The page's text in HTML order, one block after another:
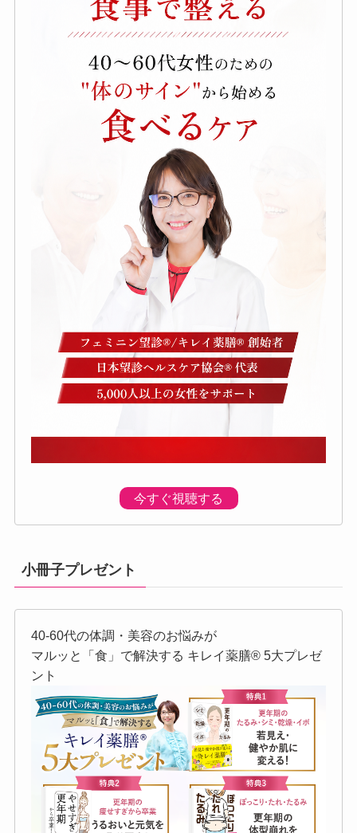
今すぐ視聴する
小冊子プレゼント
40-60代の体調・美容のお悩みが
マルッと「食」で解決する キレイ薬膳®︎ 5大プレゼ
ント